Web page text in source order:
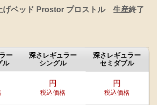
げベッド Prostor プロストル 生産終了
ー
ル
深さレギュラー
シングル
深さレギュラー
セミダブル
円
税込価格
円
税込価格